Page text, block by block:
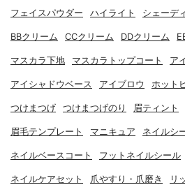
フェイスパウダー ハイライト シェーデ
BBクリーム CCクリーム DDクリーム
マスカラ下地 マスカラトップコート ア
アイシャドウベース アイブロウ ホット
つけまつげ つけまつげのり 眉ティント
眉毛テンプレート マニキュア ネイルシ
ネイルベースコート フットネイルシール
ネイルケアセット 爪やすり・爪磨き リ